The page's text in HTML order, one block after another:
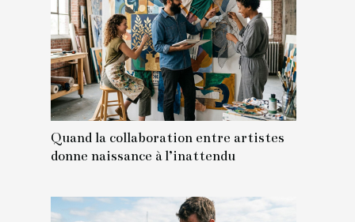
Quand la collaboration entre artistes
donne naissance à l’inattendu